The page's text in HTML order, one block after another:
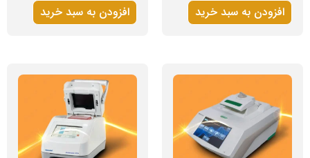
افزودن به سبد خرید افزودن به سبد خرید